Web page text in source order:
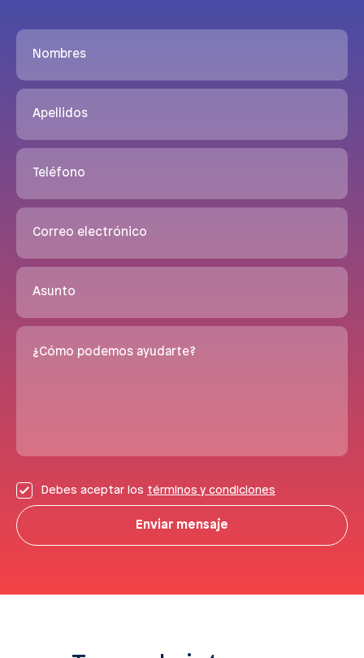
Nombres
Apellidos
Teléfono
Correo electrónico
Asunto
¿Cómo podemos ayudarte?
Debes aceptar los términos y condiciones
Enviar mensaje